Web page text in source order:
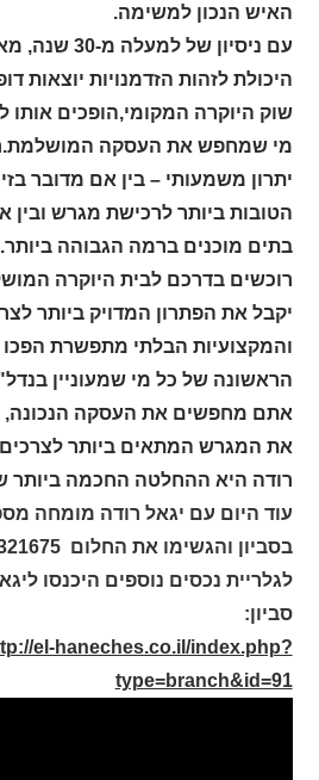
האיש הנכון למשימה.
עם ניסיון של
היכולת לזהות הזדמנויות יוצאות
שוק היוקרה המקומי,הופכים אותו
מי שמחפש את העסקה המושלמת.
יתרון משמעותי – בין אם מדובר
הטובות ביותר לרכישת מגרש ובין
בתים מוכנים ברמה הגבוהה ביותר.
רוכשים בדרכם לבית היוקרה
יקבל את הפתרון המדויק ביותר
והמקצועיות הבלתי מתפשרת הפכו
הראשונה של כל מי שמעוניין
אתם מחפשים את העסקה הנכונה,
את המגרש המתאים ביותר לצרכים
רודה היא ההחלטה החכמה ביותר
בסביון והגשימו את החלום 052-2321675
לגלריית נכסים נוספים היכנסו
סביון:
el-haneches.co.il/index.php?
type=branch&id=91